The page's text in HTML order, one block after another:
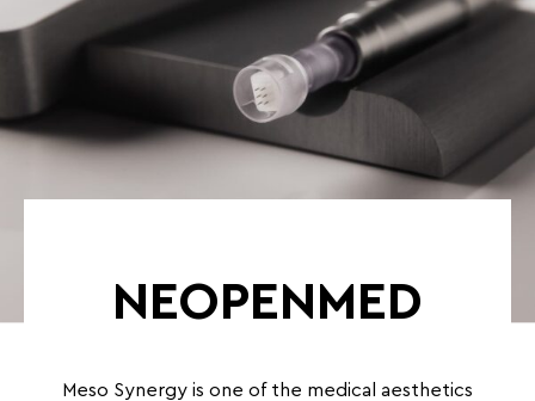
NEOPENMED
Meso Synergy is one of the medical aesthetics